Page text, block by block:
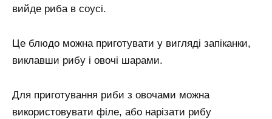
вийде риба в соусі.
Це блюдо можна приготувати у вигляді запіканки,
виклавши рибу і овочі шарами.
Для приготування риби з овочами можна
використовувати філе, або нарізати рибу